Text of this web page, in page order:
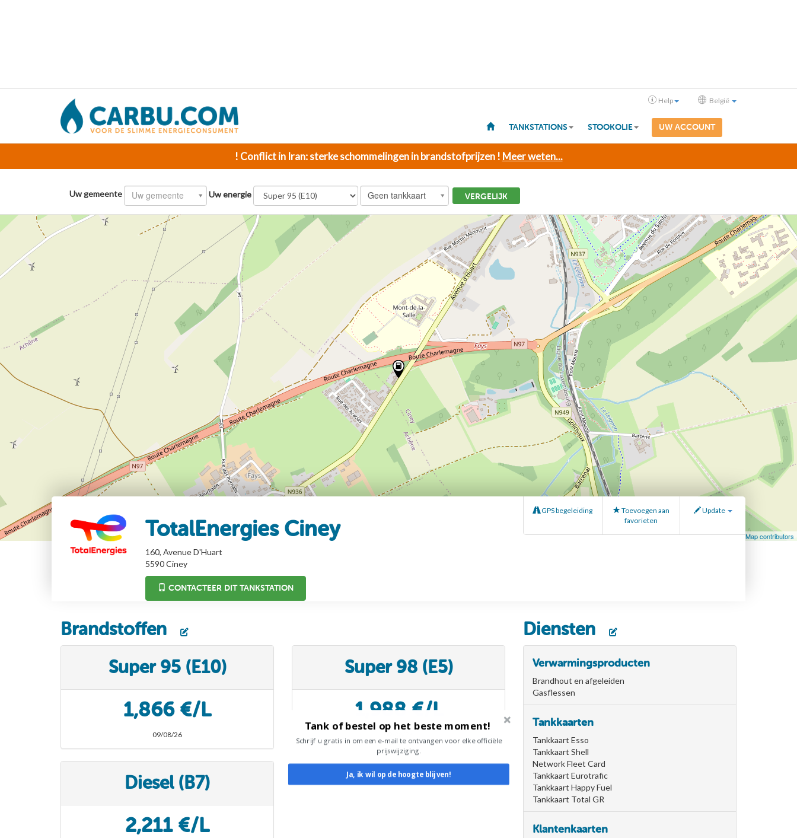
Help België
TANKSTATIONS STOOKOLIE UW ACCOUNT
! Conflict in Iran: sterke schommelingen in brandstofprijzen ! Meer weten...
Uw gemeente Uw gemeente Uw energie Geen tankkaart VERGELIJK
Leaflet| Map data ©OpenStreetMapcontributors, ©OpenStreetMap contributors
TotalEnergies Ciney
160, Avenue D'Huart
5590 Ciney
CONTACTEER DIT TANKSTATION
GPS begeleiding
Toevoegen aan
favorieten
Update
Brandstoffen
Super 95 (E10)
1,866 €/L
09/08/26
Super 98 (E5)
1,988 €/L
09/08/26
Diesel (B7)
2,211 €/L
Diensten
Verwarmingsproducten
Brandhout en afgeleiden
Gasflessen
Tankkaarten
Tankkaart Esso
Tankkaart Shell
Network Fleet Card
Tankkaart Eurotrafic
Tankkaart Happy Fuel
Tankkaart Total GR
Klantenkaarten
Tank of bestel op het beste moment!
Schrijf u gratis in om een e-mail te ontvangen voor elke officiële
prijswijziging.
Ja, ik wil op de hoogte blijven!